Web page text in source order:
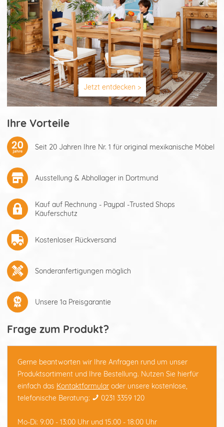
Jetzt entdecken >
Ihre Vorteile
Seit 20 Jahren Ihre Nr. 1 für original mexikanische Möbel
Ausstellung & Abhollager in Dortmund
Kauf auf Rechnung - Paypal -Trusted Shops
Käuferschutz
Kostenloser Rückversand
Sonderanfertigungen möglich
Unsere 1a Preisgarantie
Frage zum Produkt?
Gerne beantworten wir Ihre Anfragen rund um unser
Produktsortiment und Ihre Bestellung. Nutzen Sie hierfür
einfach das Kontaktformular oder unsere kostenlose,
telefonische Beratung:
0231 3359 120
Mo-Di: 9:00 - 13:00 Uhr und 15:00 - 18:00 Uhr